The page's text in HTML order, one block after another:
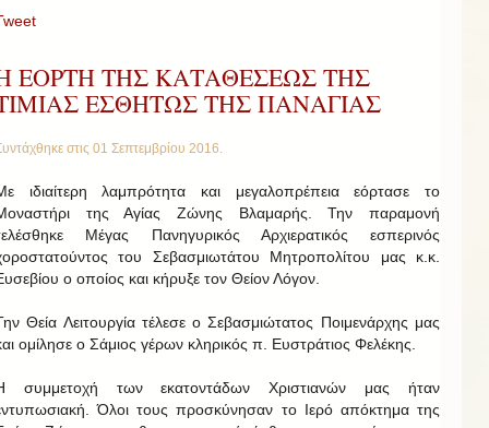
ΕΟΡΤΗ ΤΗΣ ΚΑΤΑΘΕΣΕΩΣ ΤΗΣ
ΕΣΘΗΤΩΣ ΤΗΣ ΠΑΝΑΓΙΑΣ
στις 01 Σεπτεμβρίου 2016.
ιδιαίτερη λαμπρότητα και μεγαλοπρέπεια εόρτασε το
της Αγίας Ζώνης Βλαμαρής. Την παραμονή
Μέγας Πανηγυρικός Αρχιερατικός εσπερινός
του Σεβασμιωτάτου Μητροπολίτου μας κ.κ.
ο οποίος και κήρυξε τον Θείον Λόγον.
Θεία Λειτουργία τέλεσε ο Σεβασμιώτατος Ποιμενάρχης μας
ομίλησε ο Σάμιος γέρων κληρικός π. Ευστράτιος Φελέκης.
συμμετοχή των εκατοντάδων Χριστιανών μας ήταν
Όλοι τους προσκύνησαν το Ιερό απόκτημα της